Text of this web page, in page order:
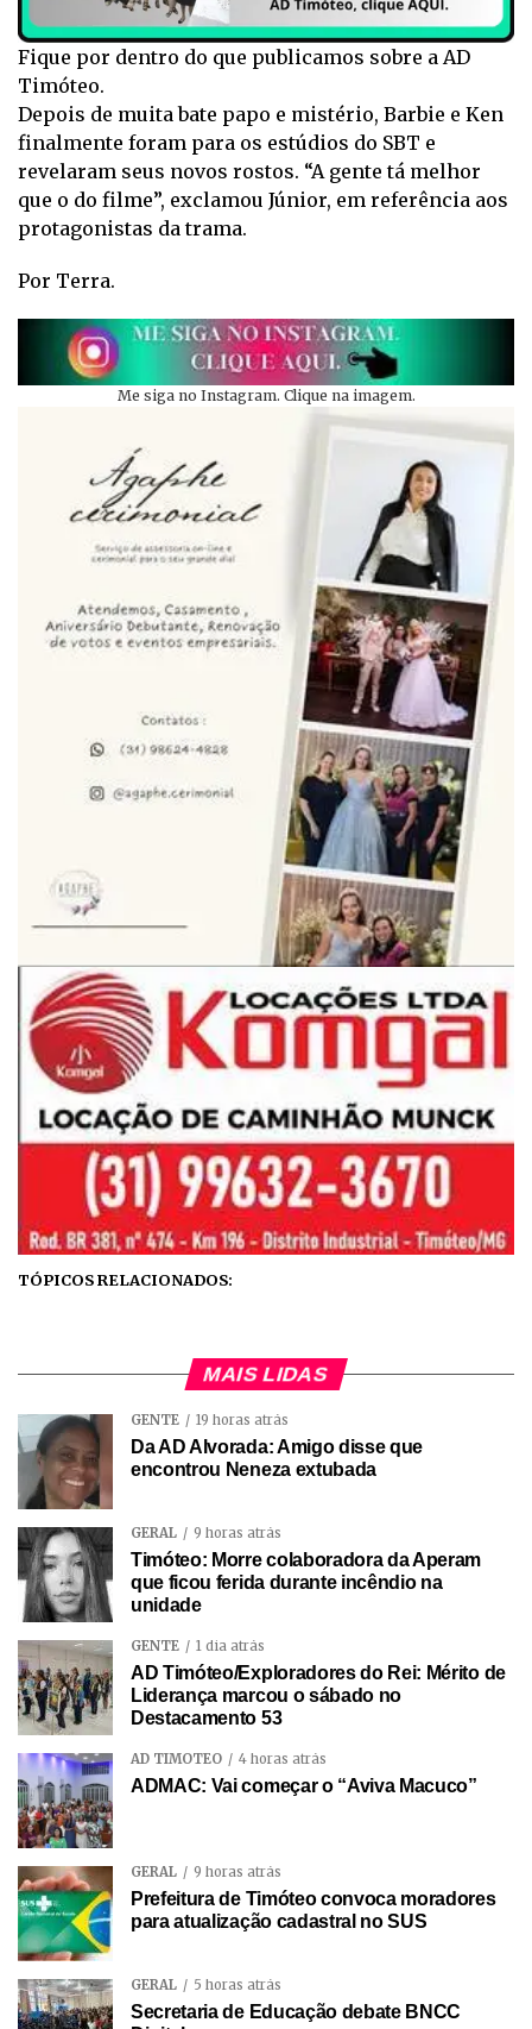
Fique por dentro do que publicamos sobre a AD
Timóteo.
Depois de muita bate papo e mistério, Barbie e Ken
finalmente foram para os estúdios do SBT e
revelaram seus novos rostos. “A gente tá melhor
que o do filme”, exclamou Júnior, em referência aos
protagonistas da trama.
Por Terra.
Me siga no Instagram. Clique na imagem.
TÓPICOS RELACIONADOS:
MAIS LIDAS
GENTE 19 horas atrás
Da AD Alvorada: Amigo disse que
encontrou Neneza extubada
GERAL 9 horas atrás
Timóteo: Morre colaboradora da Aperam
que ficou ferida durante incêndio na
unidade
GENTE 1 dia atrás
AD Timóteo/Exploradores do Rei: Mérito de
Liderança marcou o sábado no
Destacamento 53
AD TIMÓTEO 4 horas atrás
ADMAC: Vai começar o “Aviva Macuco”
GERAL 9 horas atrás
Prefeitura de Timóteo convoca moradores
para atualização cadastral no SUS
GERAL 5 horas atrás
Secretaria de Educação debate BNCC